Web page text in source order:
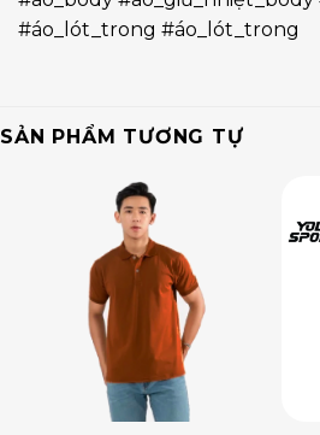
#áo_lót_trong #áo_lót_trong
SẢN PHẨM TƯƠNG TỰ